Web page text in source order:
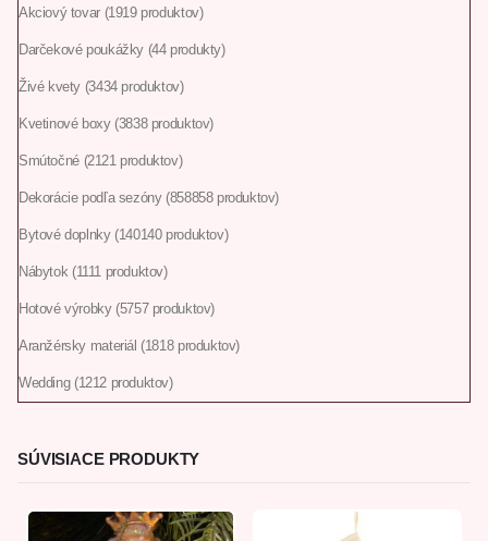
Akciový tovar 1919 produktov
Darčekové poukážky 44 produkty
Živé kvety 3434 produktov
Kvetinové boxy 3838 produktov
Smútočné 2121 produktov
Dekorácie podľa sezóny 858858 produktov
Bytové doplnky 140140 produktov
Nábytok 1111 produktov
Hotové výrobky 5757 produktov
Aranžérsky materiál 1818 produktov
Wedding 1212 produktov
SÚVISIACE PRODUKTY